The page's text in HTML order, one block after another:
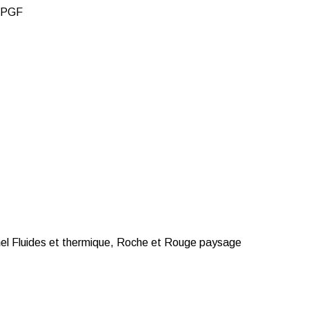
Fluides et thermique, Roche et Rouge paysage